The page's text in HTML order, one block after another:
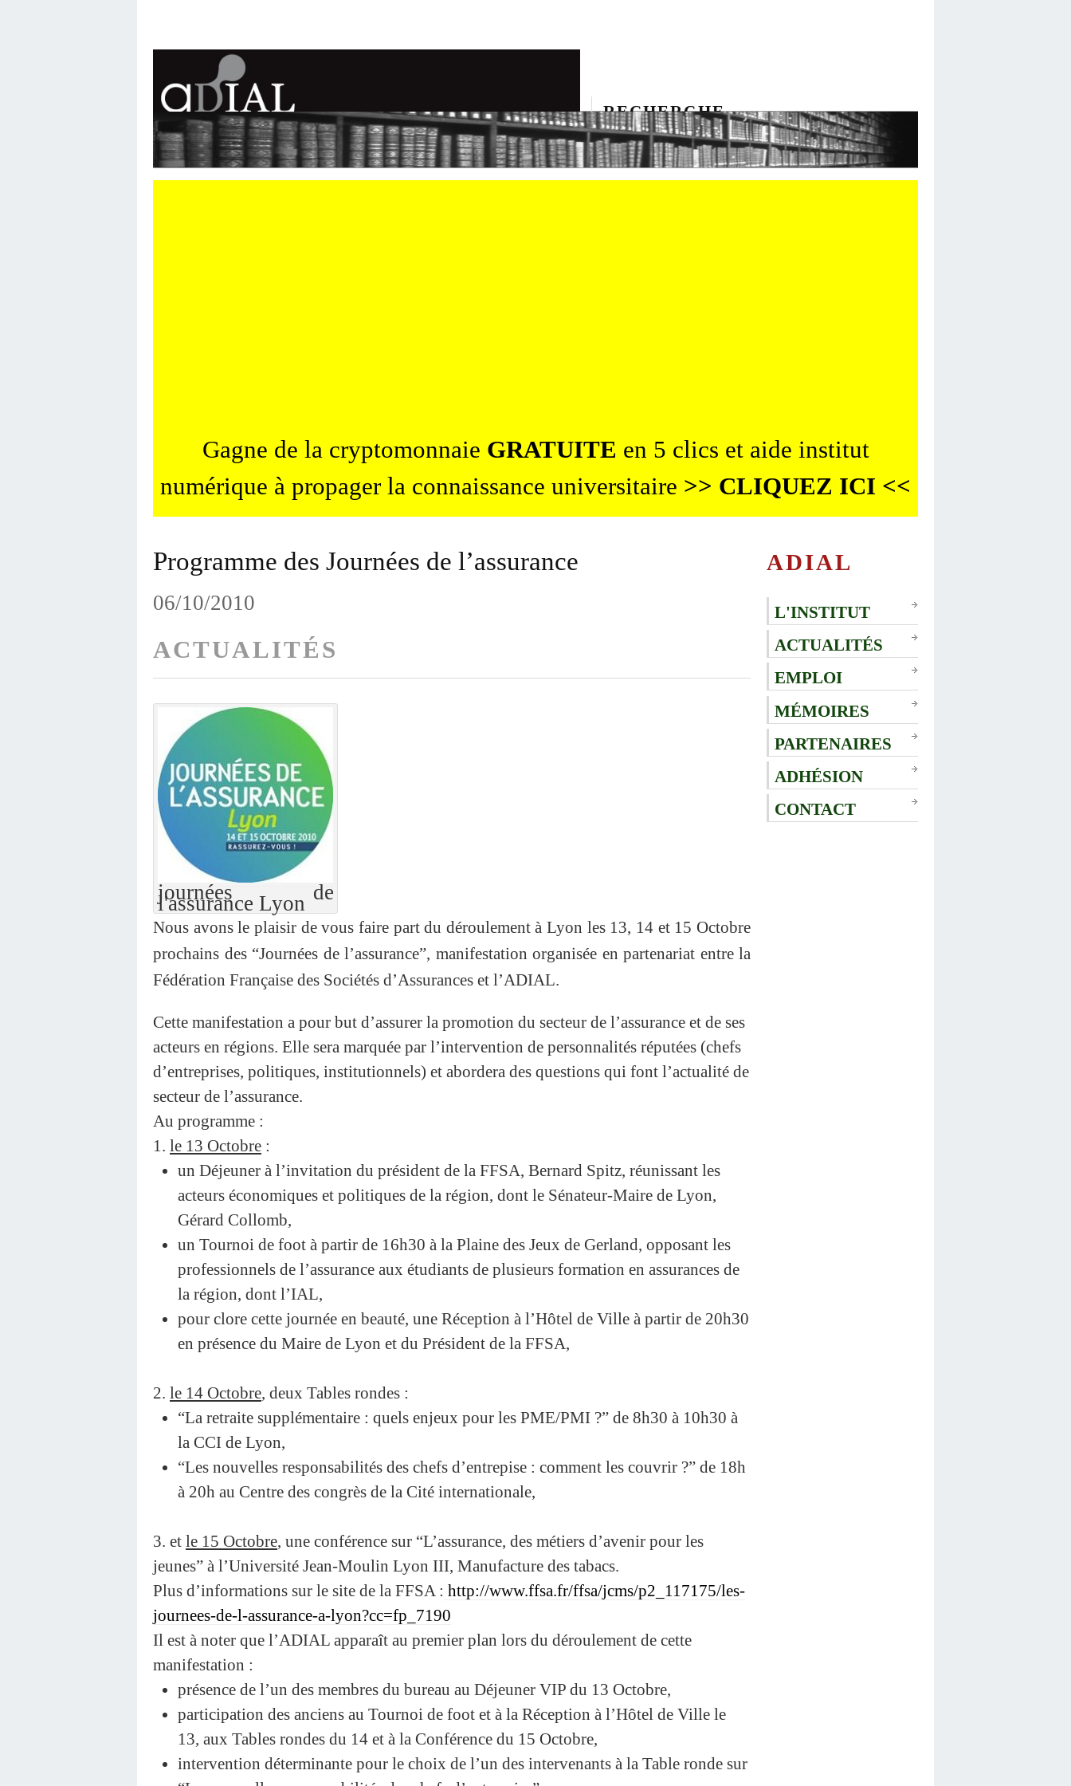
RECHERCHE
Gagne de la cryptomonnaie GRATUITE en 5 clics et aide institut
numérique à propager la connaissance universitaire >> CLIQUEZ ICI <<
Programme des Journées de l’assurance
06/10/2010
ACTUALITÉS
journées de
l'assurance Lyon
Nous avons le plaisir de vous faire part du déroulement à Lyon les 13, 14 et 15 Octobre
prochains des “Journées de l’assurance”, manifestation organisée en partenariat entre la
Fédération Française des Sociétés d’Assurances et l’ADIAL.
Cette manifestation a pour but d’assurer la promotion du secteur de l’assurance et de ses
acteurs en régions. Elle sera marquée par l’intervention de personnalités réputées (chefs
d’entreprises, politiques, institutionnels) et abordera des questions qui font l’actualité de
secteur de l’assurance.
Au programme :
1. le 13 Octobre :
un Déjeuner à l’invitation du président de la FFSA, Bernard Spitz, réunissant les
acteurs économiques et politiques de la région, dont le Sénateur-Maire de Lyon,
Gérard Collomb,
un Tournoi de foot à partir de 16h30 à la Plaine des Jeux de Gerland, opposant les
professionnels de l’assurance aux étudiants de plusieurs formation en assurances de
la région, dont l’IAL,
pour clore cette journée en beauté, une Réception à l’Hôtel de Ville à partir de 20h30
en présence du Maire de Lyon et du Président de la FFSA,
2. le 14 Octobre, deux Tables rondes :
“La retraite supplémentaire : quels enjeux pour les PME/PMI ?” de 8h30 à 10h30 à
la CCI de Lyon,
“Les nouvelles responsabilités des chefs d’entrepise : comment les couvrir ?” de 18h
à 20h au Centre des congrès de la Cité internationale,
3. et le 15 Octobre, une conférence sur “L’assurance, des métiers d’avenir pour les
jeunes” à l’Université Jean-Moulin Lyon III, Manufacture des tabacs.
Plus d’informations sur le site de la FFSA : http://www.ffsa.fr/ffsa/jcms/p2_117175/les-
journees-de-l-assurance-a-lyon?cc=fp_7190
Il est à noter que l’ADIAL apparaît au premier plan lors du déroulement de cette
manifestation :
présence de l’un des membres du bureau au Déjeuner VIP du 13 Octobre,
participation des anciens au Tournoi de foot et à la Réception à l’Hôtel de Ville le
13, aux Tables rondes du 14 et à la Conférence du 15 Octobre,
intervention déterminante pour le choix de l’un des intervenants à la Table ronde sur
ADIAL
L'INSTITUT
ACTUALITÉS
EMPLOI
MÉMOIRES
PARTENAIRES
ADHÉSION
CONTACT